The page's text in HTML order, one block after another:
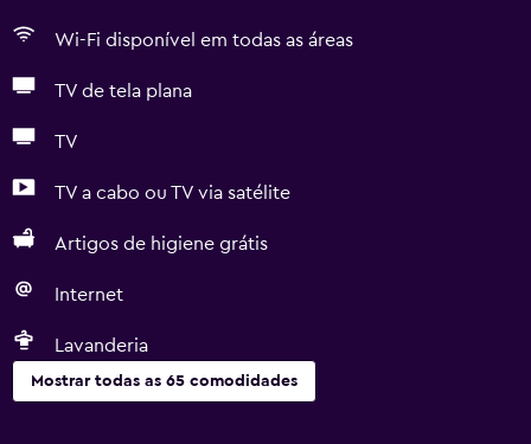
Wi-Fi disponível em todas as áreas
TV de tela plana
TV
TV a cabo ou TV via satélite
Artigos de higiene grátis
Internet
Lavanderia
Mostrar todas as 65 comodidades